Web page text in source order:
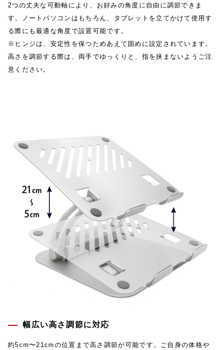
2つの丈夫な可動軸により、お好みの角度に自由に調節できま
す。ノートパソコンはもちろん、タブレットを立てかけて使用す
る際にも最適な角度で設置可能です。
※ヒンジは、安定性を保つためあえて固めに設定されています。
高さを調節する際は、両手でゆっくりと、指を挟まないようご注
意ください。
幅広い高さ調節に対応
約5cm〜21cmの位置まで高さ調節が可能です。ご自身の体格や